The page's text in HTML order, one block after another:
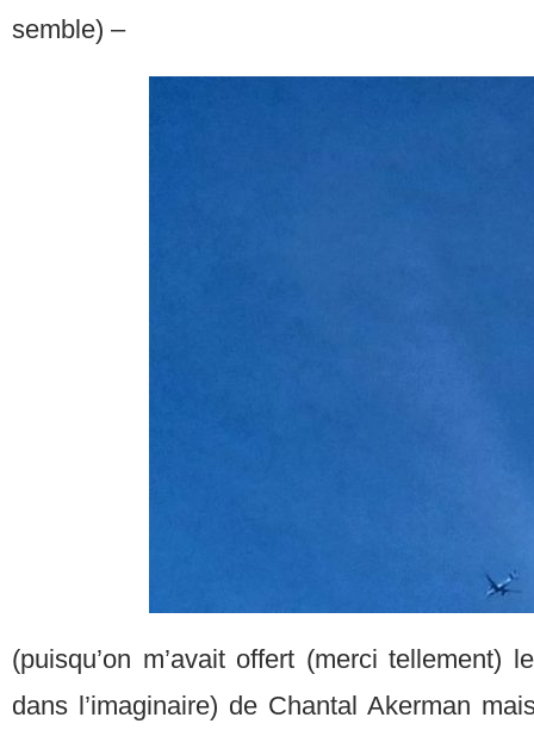
semble) –
(puisqu’on m’avait offert (merci tellement)
dans l’imaginaire) de Chantal Akerman